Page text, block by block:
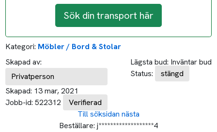
Sök din transport här
Kategori: Möbler / Bord & Stolar
Skapad av:
Privatperson
Skapad: 13 mar, 2021
Jobb-id: 522312 Verifierad
Lägsta bud: Inväntar bud
Status:
stängd
Till söksidan nästa
Beställare: j*******************4